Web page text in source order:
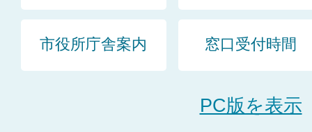
市役所庁舎案内 窓口受付時間
PC版を表示